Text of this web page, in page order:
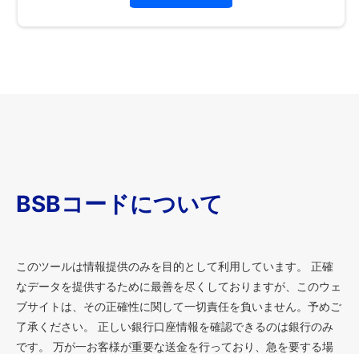
BSBコードについて
このツールは情報提供のみを目的として利用しています。 正確
なデータを提供するために最善を尽くしておりますが、このウェ
ブサイトは、その正確性に関して一切責任を負いません。予めご
了承ください。 正しい銀行口座情報を確認できるのは銀行のみ
です。 万が一お客様が重要な送金を行っており、急を要する場